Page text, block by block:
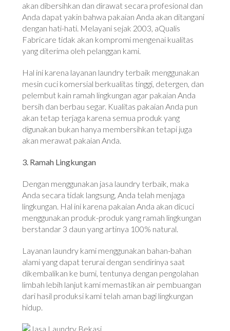
akan dibersihkan dan dirawat secara profesional dan
Anda dapat yakin bahwa pakaian Anda akan ditangani
dengan hati-hati. Melayani sejak 2003, aQualis
Fabricare tidak akan kompromi mengenai kualitas
yang diterima oleh pelanggan kami.
Hal ini karena layanan laundry terbaik menggunakan
mesin cuci komersial berkualitas tinggi, detergen, dan
pelembut kain ramah lingkungan agar pakaian Anda
bersih dan berbau segar. Kualitas pakaian Anda pun
akan tetap terjaga karena semua produk yang
digunakan bukan hanya membersihkan tetapi juga
akan merawat pakaian Anda.
3. Ramah Lingkungan
Dengan menggunakan jasa laundry terbaik, maka
Anda secara tidak langsung, Anda telah menjaga
lingkungan. Hal ini karena pakaian Anda akan dicuci
menggunakan produk-produk yang ramah lingkungan
berstandar 3 daun yang artinya 100% natural.
Layanan laundry kami menggunakan bahan-bahan
alami yang dapat terurai dengan sendirinya saat
dikembalikan ke bumi, tentunya dengan pengolahan
limbah lebih lanjut kami memastikan air pembuangan
dari hasil produksi kami telah aman bagi lingkungan
hidup.